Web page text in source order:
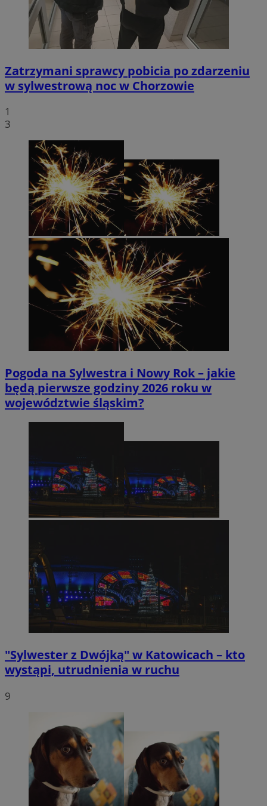
Zatrzymani sprawcy pobicia po zdarzeniu
w sylwestrową noc w Chorzowie
1
3
Pogoda na Sylwestra i Nowy Rok – jakie
będą pierwsze godziny 2026 roku w
województwie śląskim?
"Sylwester z Dwójką" w Katowicach – kto
wystąpi, utrudnienia w ruchu
9